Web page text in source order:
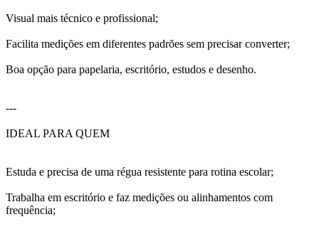
Visual mais técnico e profissional;
Facilita medições em diferentes padrões sem precisar converter;
Boa opção para papelaria, escritório, estudos e desenho.
---
IDEAL PARA QUEM
Estuda e precisa de uma régua resistente para rotina escolar;
Trabalha em escritório e faz medições ou alinhamentos com
frequência;